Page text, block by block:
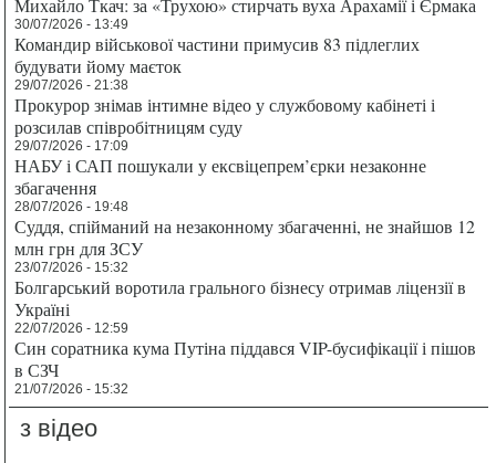
Михайло Ткач: за «Трухою» стирчать вуха Арахамії і Єрмака
30/07/2026 - 13:49
Командир військової частини примусив 83 підлеглих
будувати йому маєток
29/07/2026 - 21:38
Прокурор знімав інтимне відео у службовому кабінеті і
розсилав співробітницям суду
29/07/2026 - 17:09
НАБУ і САП пошукали у ексвіцепрем’єрки незаконне
збагачення
28/07/2026 - 19:48
Суддя, спійманий на незаконному збагаченні, не знайшов 12
млн грн для ЗСУ
23/07/2026 - 15:32
Болгарський воротила грального бізнесу отримав ліцензії в
Україні
22/07/2026 - 12:59
Син соратника кума Путіна піддався VIP-бусифікації і пішов
в СЗЧ
21/07/2026 - 15:32
з відео